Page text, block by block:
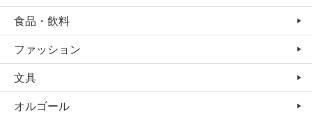
食品・飲料
ファッション
文具
オルゴール